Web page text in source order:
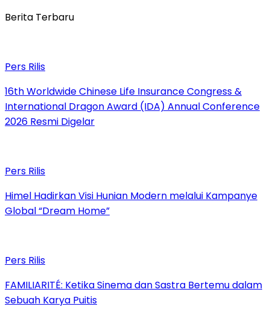
Berita Terbaru
Pers Rilis
16th Worldwide Chinese Life Insurance Congress &
International Dragon Award (IDA) Annual Conference
2026 Resmi Digelar
Pers Rilis
Himel Hadirkan Visi Hunian Modern melalui Kampanye
Global “Dream Home”
Pers Rilis
FAMILIARITÉ: Ketika Sinema dan Sastra Bertemu dalam
Sebuah Karya Puitis